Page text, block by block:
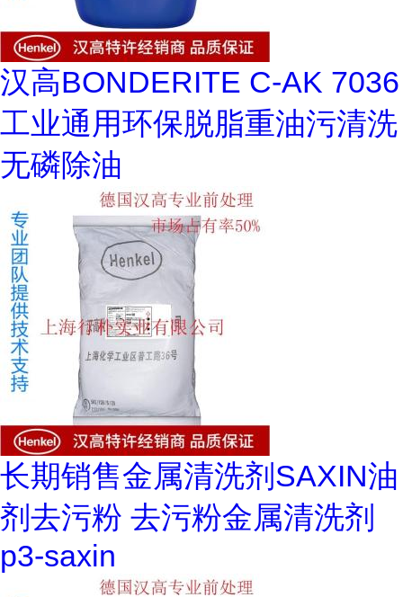
汉高BONDERITE C-AK 7036
工业通用环保脱脂重油污清洗
无磷除油
长期销售金属清洗剂SAXIN油
剂去污粉 去污粉金属清洗剂
p3-saxin